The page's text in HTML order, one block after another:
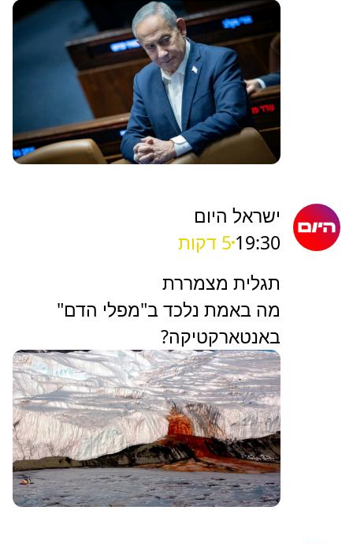
ישראל היום
19:30 5 דקות
תגלית מצמררת
מה באמת נלכד ב"מפלי הדם"
באנטארקטיקה?